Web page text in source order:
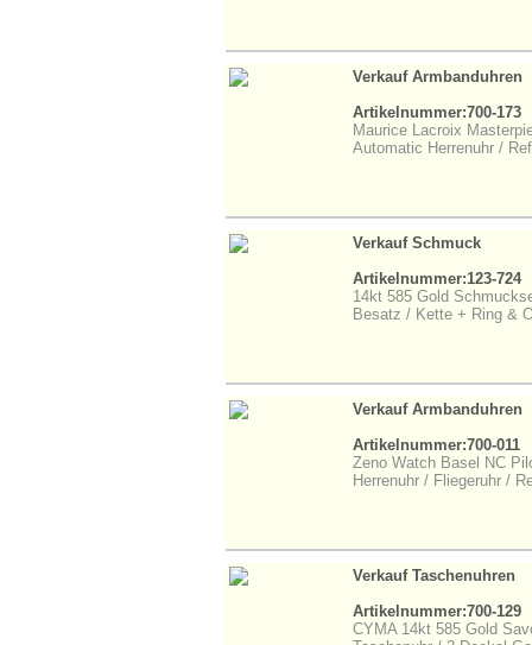
Verkauf Armbanduhren
Artikelnummer:700-173
Maurice Lacroix
Automatic Herrenuhr /
Verkauf Schmuck
Artikelnummer:123-724
14kt 585 Gold
Besatz / Kette + Ring &
Verkauf Armbanduhren
Artikelnummer:700-011
Zeno Watch Basel NC
Herrenuhr / Fliegeruhr /
Verkauf Taschenuhren
Artikelnummer:700-129
CYMA 14kt 585 Gold